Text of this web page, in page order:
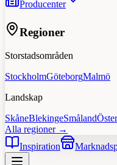
Producenter
Regioner
Storstadsområden
StockholmGöteborgMalmö
Landskap
SkåneBlekingeSmåland
Alla regioner →
Inspiration